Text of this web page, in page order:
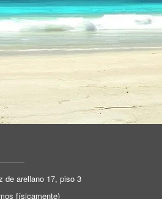
de arellano 17, piso 3
físicamente)